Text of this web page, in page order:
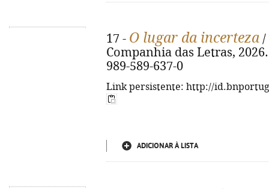
17 - O lugar da incerteza /
Companhia das Letras,
989-589-637-0
Link persistente: http://
ADICIONAR À LISTA